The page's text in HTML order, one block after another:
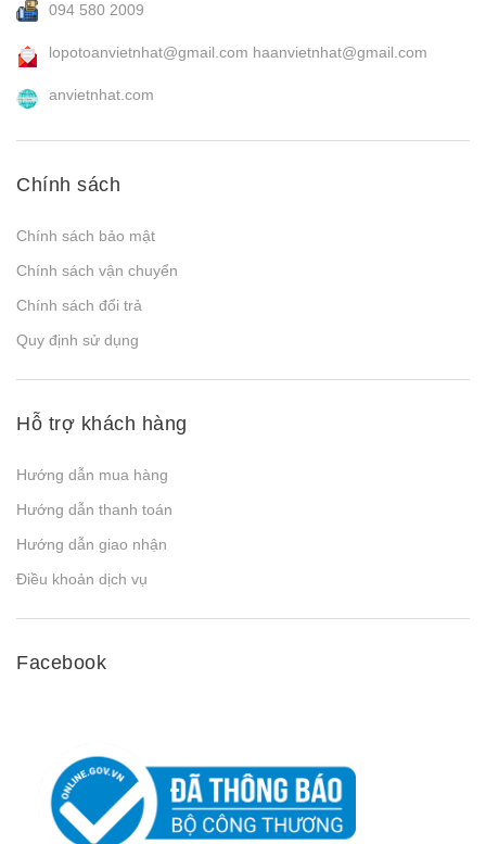
094 580 2009
lopotoanvietnhat@gmail.com haanvietnhat@gmail.com
anvietnhat.com
Chính sách
Chính sách bảo mật
Chính sách vận chuyển
Chính sách đổi trả
Quy định sử dụng
Hỗ trợ khách hàng
Hướng dẫn mua hàng
Hướng dẫn thanh toán
Hướng dẫn giao nhận
Điều khoản dịch vụ
Facebook